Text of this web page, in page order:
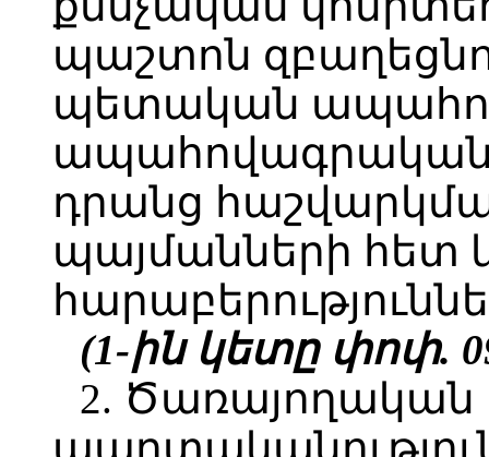
պաշտոն
պետական
ապահովագրական
դրանց
պայմանների հետ
(1-ին կետը փոփ.
2. Ծառայողական